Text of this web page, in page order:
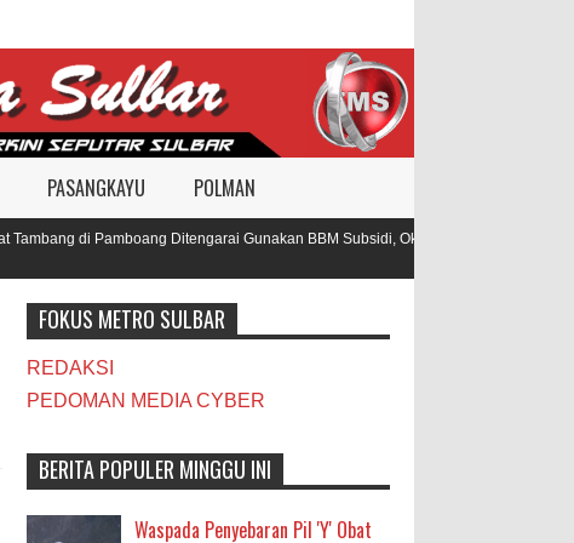
PASANGKAYU POLMAN
di Pamboang Ditengarai Gunakan BBM Subsidi, Oknum TNI dan Polisi
FOKUS METRO SULBAR
REDAKSI
PEDOMAN MEDIA CYBER
BERITA POPULER MINGGU INI
Waspada Penyebaran Pil 'Y' Obat